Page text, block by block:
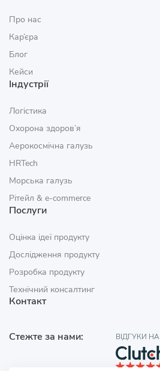
Про нас
Кар’єра
Блог
Кейси
Індустрії
Логістика
Охорона здоров’я
Аерокосмічна галузь
HRTech
Морська галузь
Рітейл & e‑commerce
Послуги
Оцінка ідеї продукту
Дослідження продукту
Розробка продукту
Технічний консалтинг
Контакт
Стежте за нами: ВІДГУКИ НА